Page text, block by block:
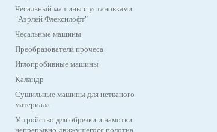
Чесальный машины с установками
"Аэрлей Флексилофт"
Чесальные машины
Преобразователи прочеса
Иглопробивные машины
Каландр
Сушильные машины для нетканого
материала
Устройство для обрезки и намотки
непрерывно движущегося полотна